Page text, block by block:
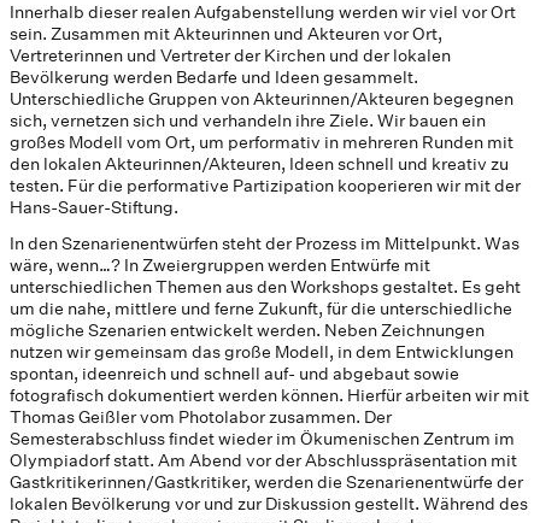
Innerhalb dieser realen Aufgabenstellung werden wir viel vor Ort
sein. Zusammen mit Akteurinnen und Akteuren vor Ort,
Vertreterinnen und Vertreter der Kirchen und der lokalen
Bevölkerung werden Bedarfe und Ideen gesammelt.
Unterschiedliche Gruppen von Akteurinnen/Akteuren begegnen
sich, vernetzen sich und verhandeln ihre Ziele. Wir bauen ein
großes Modell vom Ort, um performativ in mehreren Runden mit
den lokalen Akteurinnen/Akteuren, Ideen schnell und kreativ zu
testen. Für die performative Partizipation kooperieren wir mit der
Hans-Sauer-Stiftung.
In den Szenarienentwürfen steht der Prozess im Mittelpunkt. Was
wäre, wenn…? In Zweiergruppen werden Entwürfe mit
unterschiedlichen Themen aus den Workshops gestaltet. Es geht
um die nahe, mittlere und ferne Zukunft, für die unterschiedliche
mögliche Szenarien entwickelt werden. Neben Zeichnungen
nutzen wir gemeinsam das große Modell, in dem Entwicklungen
spontan, ideenreich und schnell auf- und abgebaut sowie
fotografisch dokumentiert werden können. Hierfür arbeiten wir mit
Thomas Geißler vom Photolabor zusammen. Der
Semesterabschluss findet wieder im Ökumenischen Zentrum im
Olympiadorf statt. Am Abend vor der Abschlusspräsentation mit
Gastkritikerinnen/Gastkritiker, werden die Szenarienentwürfe der
lokalen Bevölkerung vor und zur Diskussion gestellt. Während des